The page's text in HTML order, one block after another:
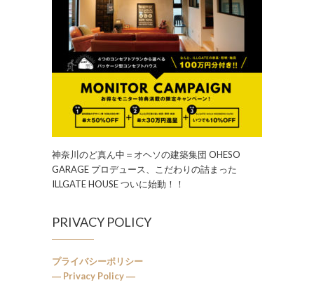
神奈川のど真ん中＝オヘソの建築集団 OHESO
GARAGE プロデュース、こだわりの詰まった
ILLGATE HOUSE ついに始動！！
PRIVACY POLICY
プライバシーポリシー
― Privacy Policy ―